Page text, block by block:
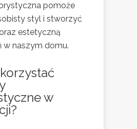
pomoże
styl i stworzyć
estetyczną
w naszym domu.
w